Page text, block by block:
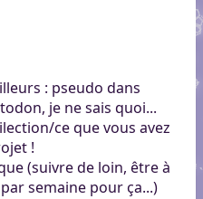
: pseudo dans
je ne sais quoi...
ce que vous avez
!
(suivre de loin, être à
semaine pour ça...)